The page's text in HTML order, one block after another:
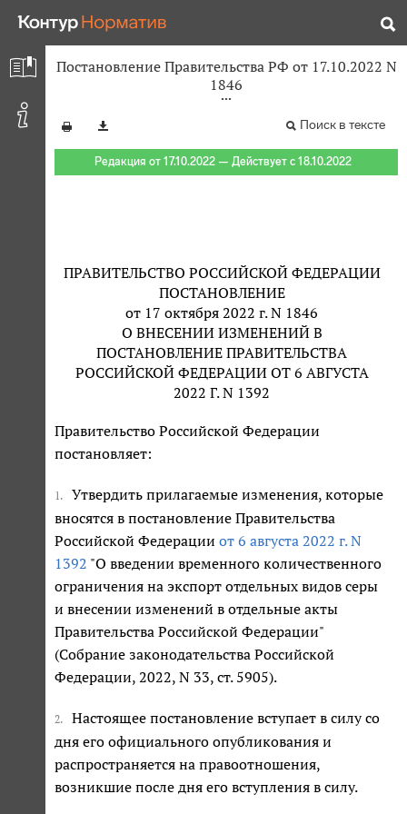
Постановление Правительства РФ от 17.10.2022 N
1846
Поиск в тексте
Редакция от 17.10.2022 — Действует с 18.10.2022
ПРАВИТЕЛЬСТВО РОССИЙСКОЙ ФЕДЕРАЦИИ
ПОСТАНОВЛЕНИЕ
от 17 октября 2022 г. N 1846
О ВНЕСЕНИИ ИЗМЕНЕНИЙ В
ПОСТАНОВЛЕНИЕ ПРАВИТЕЛЬСТВА
РОССИЙСКОЙ ФЕДЕРАЦИИ ОТ 6 АВГУСТА
2022 Г. N 1392
Правительство Российской Федерации
постановляет:
1.
Утвердить прилагаемые изменения, которые
вносятся в постановление Правительства
Российской Федерации от 6 августа 2022 г. N
1392 "О введении временного количественного
ограничения на экспорт отдельных видов серы
и внесении изменений в отдельные акты
Правительства Российской Федерации"
(Собрание законодательства Российской
Федерации, 2022, N 33, ст. 5905).
2.
Настоящее постановление вступает в силу со
дня его официального опубликования и
распространяется на правоотношения,
возникшие после дня его вступления в силу.